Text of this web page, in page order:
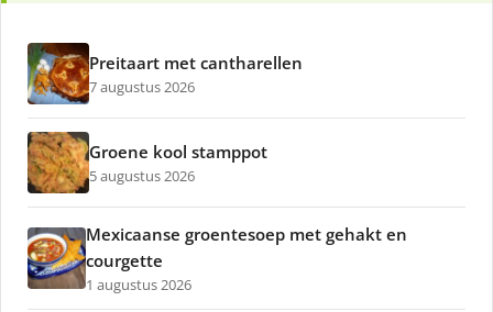
Preitaart met cantharellen
7 augustus 2026
Groene kool stamppot
5 augustus 2026
Mexicaanse groentesoep met gehakt en
courgette
1 augustus 2026